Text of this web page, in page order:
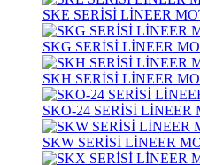
SKE SERİSİ LİNEER
SKG SERİSİ LİNEER
SKH SERİSİ LİNEER
SKO-24 SERİSİ LİNEER
SKW SERİSİ LİNEER